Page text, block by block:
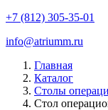
+7 (812) 305-35-01
info@atriumm.ru
Главная
Каталог
Столы
Стол